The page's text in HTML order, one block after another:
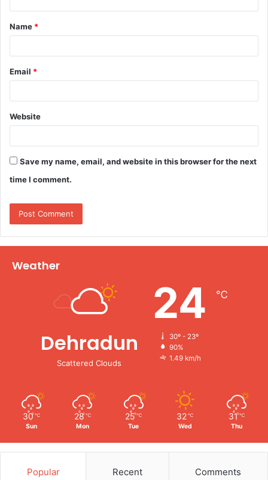
t
*
Name *
Email *
Website
Save my name, email, and website in this browser for the next
time I comment.
Weather
Dehradun
Scattered Clouds
24 ℃
30º - 23º
90%
1.49 km/h
30 ℃
Sun
28 ℃
Mon
25 ℃
Tue
32 ℃
Wed
31 ℃
Thu
Popular Recent Comments